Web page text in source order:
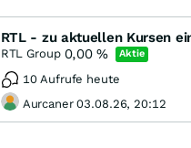
RTL - zu aktuellen Kursen
RTL Group 0,00 % Aktie
10 Aufrufe heute
Aurcaner 03.08.26, 20:12